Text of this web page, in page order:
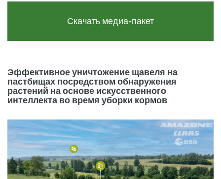
Скачать медиа-пакет
Эффективное уничтожение щавеля на
пастбищах посредством обнаружения
растений на основе искусственного
интеллекта во время уборки кормов